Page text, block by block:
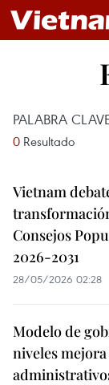
PALABRA
0 Resultado
Vietnam
Consejos
2026-2031
28/05/2026 02:28
Modelo de
niveles